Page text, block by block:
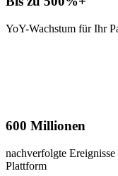
YoY-Wachstum für Ihr
600 Millionen
nachverfolgte
Plattform